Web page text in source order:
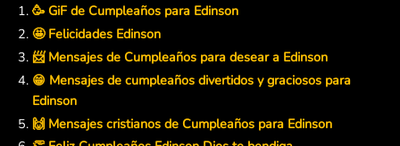
🥳 GiF de Cumpleaños para Edinson
🤩 Felicidades Edinson
📨 Mensajes de Cumpleaños para desear a Edinson
😁 Mensajes de cumpleaños divertidos y graciosos para
Edinson
🙌 Mensajes cristianos de Cumpleaños para Edinson